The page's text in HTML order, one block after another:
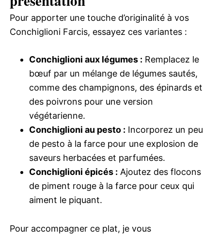
Pour apporter une touche d’originalité à vos
Conchiglioni Farcis, essayez ces variantes :
Conchiglioni aux légumes : Remplacez le
bœuf par un mélange de légumes sautés,
comme des champignons, des épinards et
des poivrons pour une version
végétarienne.
Conchiglioni au pesto : Incorporez un peu
de pesto à la farce pour une explosion de
saveurs herbacées et parfumées.
Conchiglioni épicés : Ajoutez des flocons
de piment rouge à la farce pour ceux qui
aiment le piquant.
Pour accompagner ce plat, je vous